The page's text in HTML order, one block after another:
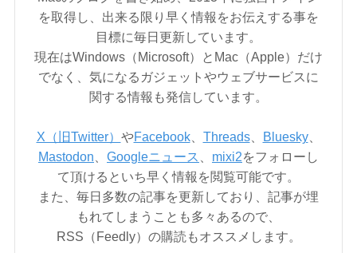
を取得し、出来る限り早く情報をお伝えする事を
目標に毎日更新しています。
現在はWindows（Microsoft）とMac（Apple）だけ
でなく、気になるガジェットやウェブサービスに
関する情報も発信しています。
X（旧Twitter） やFacebook、 Threads、 Bluesky、
Mastodon
Googleニュース mixi2をフォローし
て頂けるといち早く情報を閲覧可能です。
また、毎日多数の記事を更新しており、記事が埋
もれてしまうことも多々あるので、
RSS（Feedly）の購読もオススメします。